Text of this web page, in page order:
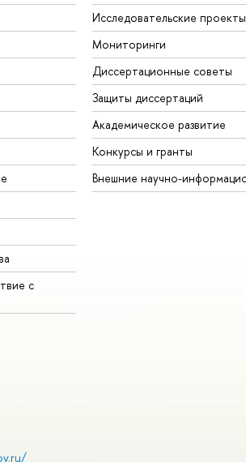
с
Исследовательские проекты
Мониторинги
Диссертационные советы
Защиты диссертаций
Академическое развитие
Конкурсы и гранты
Внешние научно-